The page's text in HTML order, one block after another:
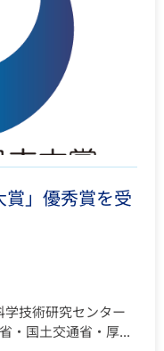
」優秀賞を受
技術研究センター
・国土交通省・厚...